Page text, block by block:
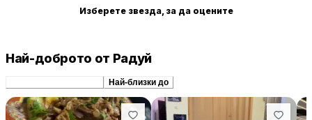
Изберете звезда, за да оцените
Най-доброто от Радуй
Най-близки до